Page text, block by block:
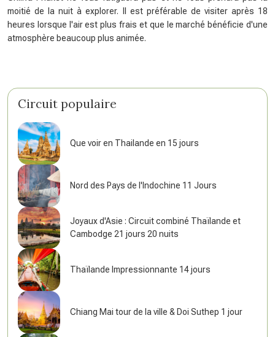
moitié de la nuit à explorer. Il est préférable de visiter après 18
heures lorsque l'air est plus frais et que le marché bénéficie d'une
atmosphère beaucoup plus animée.
Circuit populaire
Que voir en Thailande en 15 jours
Nord des Pays de l'Indochine 11 Jours
Joyaux d'Asie : Circuit combiné Thaïlande et
Cambodge 21 jours 20 nuits
Thaïlande Impressionnante 14 jours
Chiang Mai tour de la ville & Doi Suthep 1 jour